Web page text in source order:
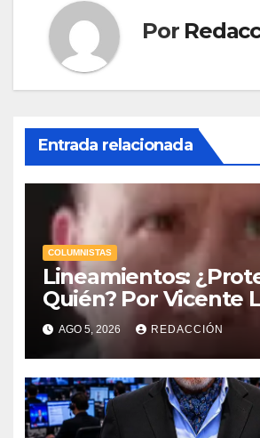
Por
Entrada relacionada
COLUMNISTAS
Lineamientos:
Quién? Por Vicente
Hernández
AGO 5, 2026 REDACCIÓN